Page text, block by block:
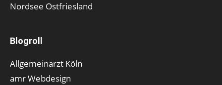
Nordsee Ostfriesland
Blogroll
Allgemeinarzt Köln
amr Webdesign